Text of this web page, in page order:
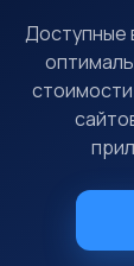
Доступные